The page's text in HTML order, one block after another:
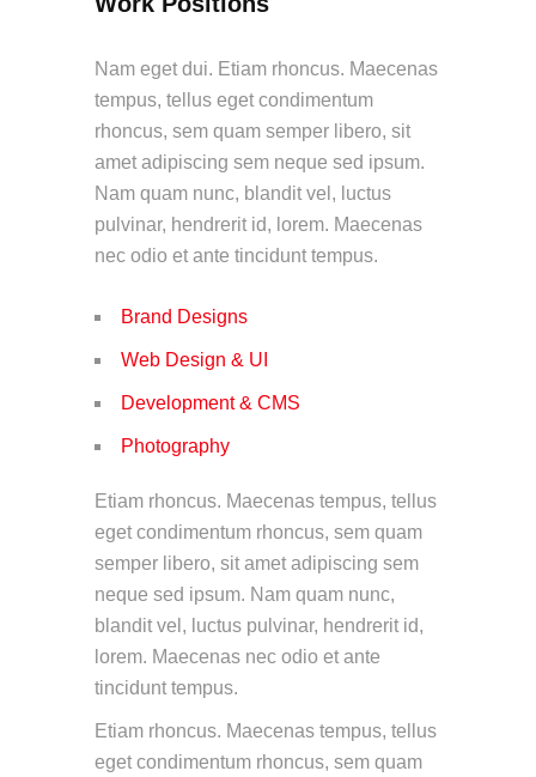
Nam eget dui. Etiam rhoncus. Maecenas
tempus, tellus eget condimentum
rhoncus, sem quam semper libero, sit
amet adipiscing sem neque sed ipsum.
Nam quam nunc, blandit vel, luctus
pulvinar, hendrerit id, lorem. Maecenas
nec odio et ante tincidunt tempus.
Brand Designs
Web Design & UI
Development & CMS
Photography
Etiam rhoncus. Maecenas tempus, tellus
eget condimentum rhoncus, sem quam
semper libero, sit amet adipiscing sem
neque sed ipsum. Nam quam nunc,
blandit vel, luctus pulvinar, hendrerit id,
lorem. Maecenas nec odio et ante
tincidunt tempus.
Etiam rhoncus. Maecenas tempus, tellus
eget condimentum rhoncus, sem quam